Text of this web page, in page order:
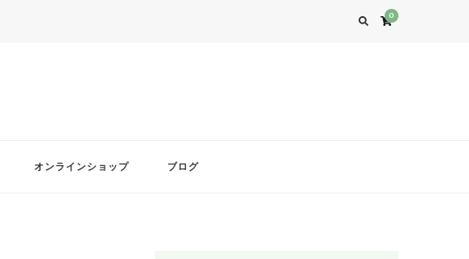
0
オンラインショップ ブログ